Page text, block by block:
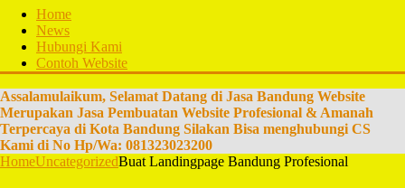
Home
News
Hubungi Kami
Contoh Website
Assalamulaikum, Selamat Datang di Jasa Bandung Website
Merupakan Jasa Pembuatan Website Profesional & Amanah
Terpercaya di Kota Bandung Silakan Bisa menghubungi CS
Kami di No Hp/Wa: 081323023200
HomeUncategorizedBuat Landingpage Bandung Profesional